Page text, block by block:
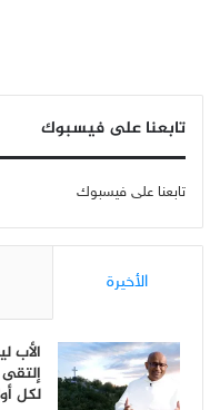
تابعنا على فيسبوك
تابعنا على فيسبوك
الأخيرة
الأب
لكل